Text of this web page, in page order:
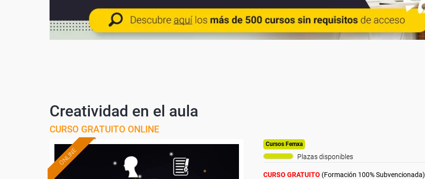
Creatividad en el aula
CURSO GRATUITO ONLINE
ONLINE
Cursos Femxa
Plazas disponibles
CURSO GRATUITO (Formación 100% Subvencionada)